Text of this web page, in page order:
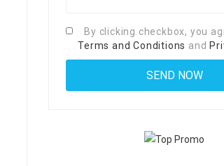
By clicking checkbox, you
Terms and Conditions and